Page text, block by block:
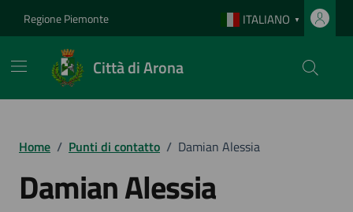
Regione Piemonte ITALIANO ▼
Città di Arona
Home / Punti di contatto / Damian Alessia
Damian Alessia